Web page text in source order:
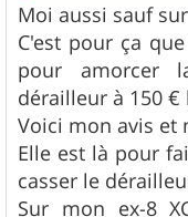
Moi aussi sauf
C'est pour ça
pour amorcer
dérailleur à 150 €
Voici mon avis et
Elle est là pour
casser le
Sur mon ex-8